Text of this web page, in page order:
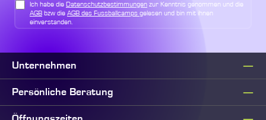
Ich habe die Datenschutzbestimmungen zur Kenntnis genommen und die
AGB bzw die AGB des Fussballcamps gelesen und bin mit ihnen
einverstanden.
Unternehmen
Persönliche Beratung